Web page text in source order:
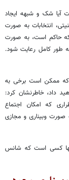
آیا شک و شبهه ایجاد
انتخابات به صورت
که حاکم است، به صورت
کامل رعایت شود.
ممکن است برخی به
داد، خاطرنشان کرد:
که امکان اجتماع
صورت وبیناری و مجازی
تنها کسی است که شانس